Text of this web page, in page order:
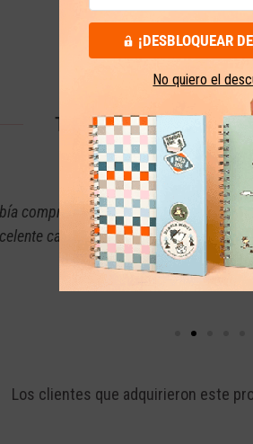
compra.
TESTIMONIOS QUE NOS
comprado en la misma página y
calidad, además de que los
Lina Pasquel
Los clientes que adquirieron este
¡DESBLOQUEAR
No quiero el